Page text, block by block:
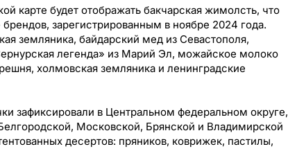
карте будет отображать бакчарская жимолсть, что
зарегистрированным в ноябре 2024 года.
земляника, байдарский мед из Севастополя,
легенда» из Марий Эл, можайское молоко
холмовская земляника и ленинградские
зафиксировали в Центральном федеральном округе,
Московской, Брянской и Владимирской
десертов: пряников, коврижек, пастилы,